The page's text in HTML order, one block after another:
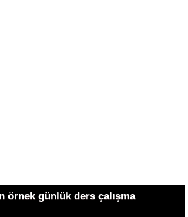
örnek günlük ders çalışma